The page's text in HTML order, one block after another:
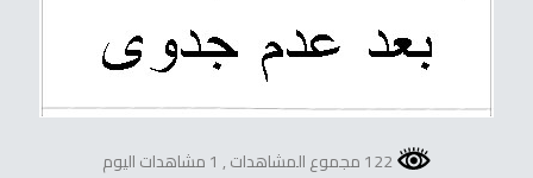
, 1 مشاهدات اليوم